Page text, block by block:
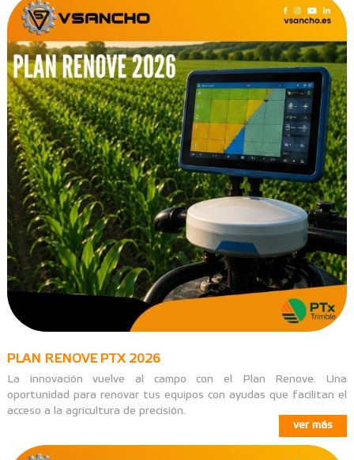
PLAN RENOVE PTX 2026
La innovación vuelve al campo con el Plan Renove. Una
oportunidad para renovar tus equipos con ayudas que facilitan el
acceso a la agricultura de precisión.
ver más